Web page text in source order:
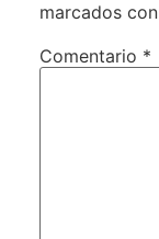
marcados con
Comentario *